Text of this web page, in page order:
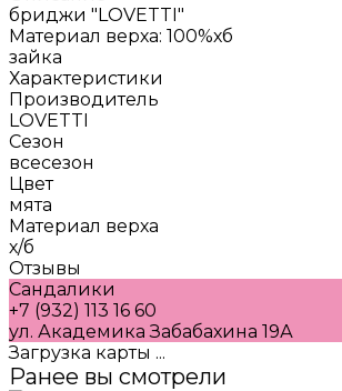
бриджи "LOVETTI"
Материал верха: 100%хб
зайка
Характеристики
Производитель
LOVETTI
Сезон
всесезон
Цвет
мята
Материал верха
х/б
Отзывы
Сандалики
+7 (932) 113 16 60
ул. Академика Забабахина 19А
Загрузка карты ...
Ранее вы смотрели